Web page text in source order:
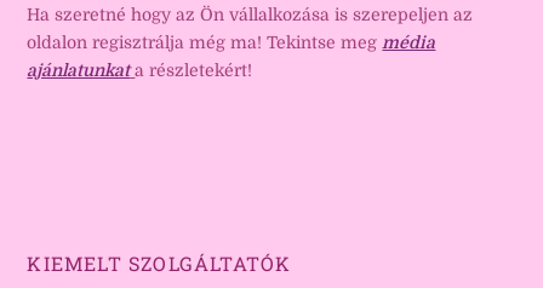
Ha szeretné hogy az Ön vállalkozása is szerepeljen az
oldalon regisztrálja még ma! Tekintse meg média
ajánlatunkat a részletekért!
KIEMELT SZOLGÁLTATÓK